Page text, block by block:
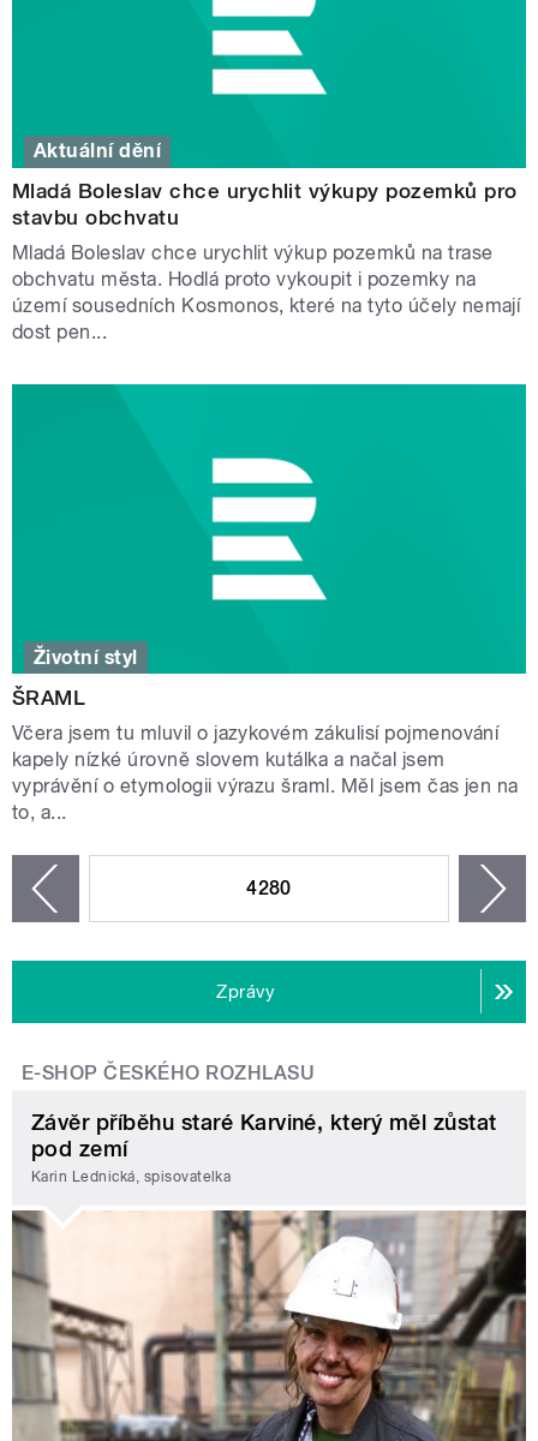
Aktuální dění
Mladá Boleslav chce urychlit výkupy pozemků pro
stavbu obchvatu
Mladá Boleslav chce urychlit výkup pozemků na trase
obchvatu města. Hodlá proto vykoupit i pozemky na
území sousedních Kosmonos, které na tyto účely nemají
dost pen...
Životní styl
ŠRAML
Včera jsem tu mluvil o jazykovém zákulisí pojmenování
kapely nízké úrovně slovem kutálka a načal jsem
vyprávění o etymologii výrazu šraml. Měl jsem čas jen na
to, a...
4280
Zprávy
E-SHOP ČESKÉHO ROZHLASU
Závěr příběhu staré Karviné, který měl zůstat
pod zemí
Karin Lednická, spisovatelka